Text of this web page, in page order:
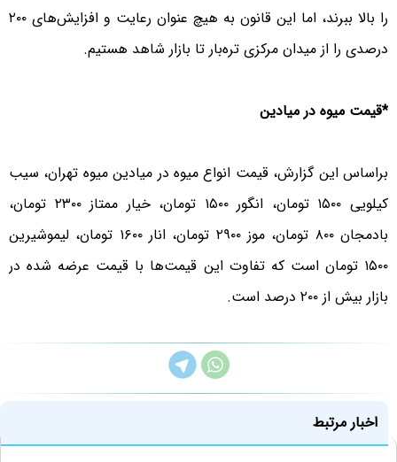
را بالا ببرند، اما این قانون به هیچ عنوان رعایت و افزایش‌های ۲۰۰
درصدی را از میدان مرکزی تره‌بار تا بازار شاهد هستیم.
*قیمت میوه در میادین
براساس این گزارش، قیمت انواع میوه در میادین میوه تهران، سیب
کیلویی ۱۵۰۰ تومان، انگور ۱۵۰۰ تومان، خیار ممتاز ۲۳۰۰ تومان،
بادمجان ۸۰۰ تومان، موز ۲۹۰۰ تومان، انار ۱۶۰۰ تومان، لیموشیرین
۱۵۰۰ تومان است که تفاوت این قیمت‌ها با قیمت عرضه شده در
بازار بیش از ۲۰۰ درصد است.
اخبار مرتبط